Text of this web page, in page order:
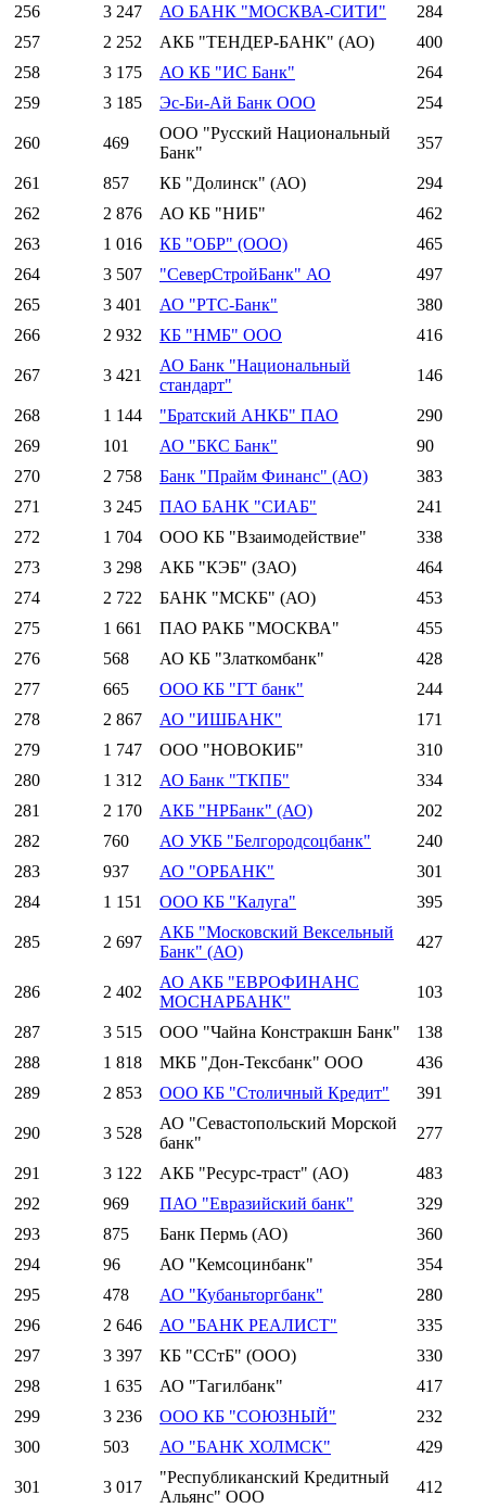
256
3 247 АО БАНК "МОСКВА-СИТИ"
284
257
2 252 АКБ "ТЕНДЕР-БАНК" (АО)
400
258
3 175 АО КБ "ИС Банк"
264
259
3 185 Эс-Би-Ай Банк ООО 254
260 469
ООО "Русский Национальный
Банк"
357
261 857 КБ "Долинск" (АО)
294
262
2 876 АО КБ "НИБ"
462
263
1 016 КБ "ОБР" (ООО)
465
264
3 507 "СеверСтройБанк" АО
497
265
3 401 АО "РТС-Банк"
380
266
2 932 КБ "НМБ" ООО 416
267 3 421
АО Банк "Национальный
стандарт"
146
268 1 144 "Братский АНКБ" ПАО
290
269
101 АО "БКС Банк"
90
270
2 758 Банк "Прайм Финанс" (АО)
383
271
3 245 ПАО БАНК "СИАБ"
241
272
1 704 ООО КБ "Взаимодействие"
338
273
3 298 АКБ "КЭБ" (ЗАО)
464
274
2 722 БАНК "МСКБ" (АО)
453
275
1 661 ПАО РАКБ "МОСКВА"
455
276
568 АО КБ "Златкомбанк"
428
277
665 ООО КБ "ГТ банк"
244
278
2 867 АО "ИШБАНК"
171
279
1 747 ООО "НОВОКИБ"
310
280
1 312 АО Банк "ТКПБ"
334
281
2 170 АКБ "НРБанк" (АО)
202
282
760 АО УКБ "Белгородсоцбанк"
240
283
937 АО "ОРБАНК"
301
284
1 151 ООО КБ "Калуга" 395
285 2 697
АКБ "Московский Вексельный
Банк" (АО)
427
286 2 402
АО АКБ "ЕВРОФИНАНС
МОСНАРБАНК"
103
287 3 515 ООО "Чайна Констракшн Банк"
138
288
1 818 МКБ "Дон-Тексбанк" ООО
436
289
2 853 ООО КБ "Столичный Кредит" 391
290 3 528
АО "Севастопольский Морской
банк"
277
291 3 122 АКБ "Ресурс-траст" (АО)
483
292
969 ПАО "Евразийский банк"
329
293
875 Банк Пермь (АО)
360
294
96 АО "Кемсоцинбанк"
354
295
478 АО "Кубаньторгбанк"
280
296
2 646 АО "БАНК РЕАЛИСТ"
335
297
3 397 КБ "ССтБ" (ООО)
330
298
1 635 АО "Тагилбанк"
417
299
3 236 ООО КБ "СОЮЗНЫЙ"
232
300
503 АО "БАНК ХОЛМСК" 429
301 3 017
"Республиканский Кредитный
Альянс" ООО
412